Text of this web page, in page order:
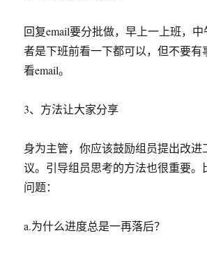
回复email要分批做，早上一上班，
者是下班前看一下都可以，但不要有
看email。
3、方法让大家分享
身为主管，你应该鼓励组员提出改进
议。引导组员思考的方法也很重要。
问题：
a.为什么进度总是一再落后？